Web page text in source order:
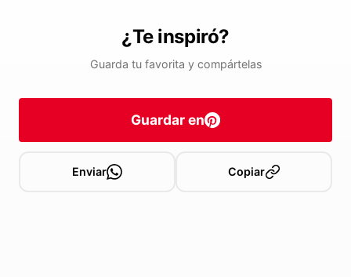
¿Te inspiró?
Guarda tu favorita y compártelas
Guardar en
Enviar Copiar